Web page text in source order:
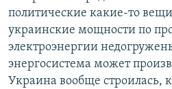
политические какие-то
украинские мощности по
электроэнергии
энергосистема может
Украина вообще строилась,